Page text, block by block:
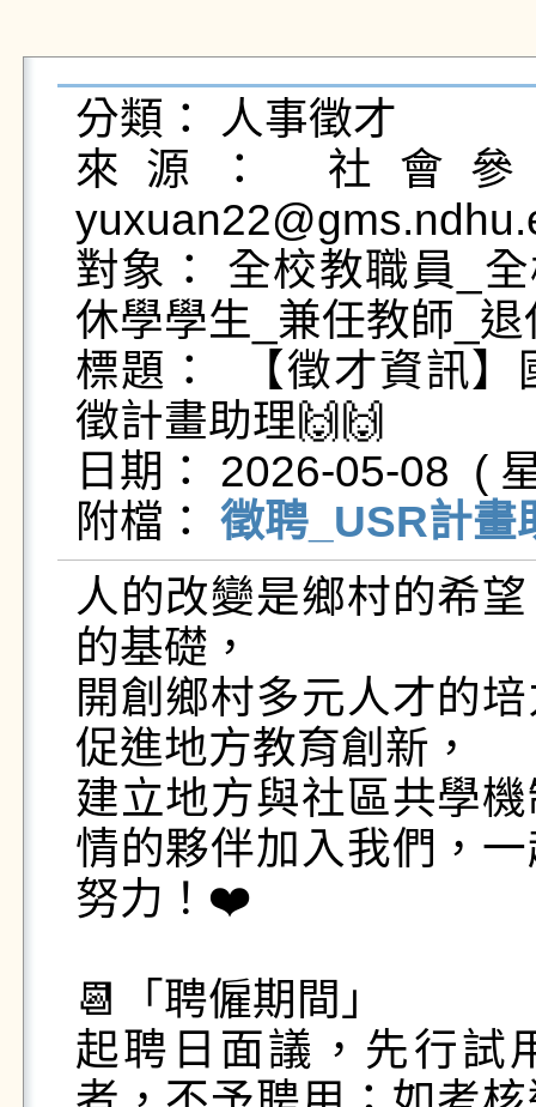
分類： 人事徵才
來源： 社會
對象： 全校教職員_
休學學生_兼任教師_
標題：  【徵才資訊
徵計畫助理🙌🙌
日期： 2026-05-08  (
附檔： 徵聘_USR計畫
人的改變是鄉村的希
的基礎，
開創鄉村多元人才的
促進地方教育創新，
建立地方與社區共學
情的夥伴加入我們，
努力！❤️
📆「聘僱期間」
起聘日面議，先行試